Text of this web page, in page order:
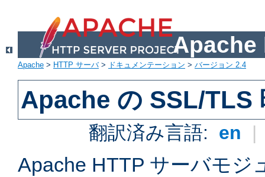
Apache
Apache > HTTP サーバ> ドキュメンテーション > バージョン 2.4
Apache の SSL/TLS
翻訳済み言語: en |
Apache HTTP サーバモジ